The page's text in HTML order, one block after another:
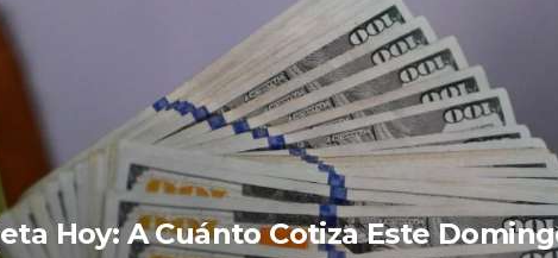
Hoy: A Cuánto Cotiza Este